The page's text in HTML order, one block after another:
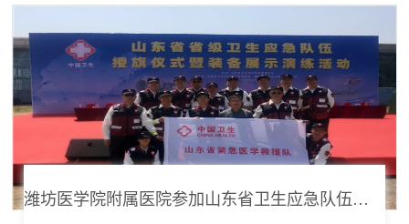
潍坊医学院附属医院参加山东省卫生应急队伍授旗仪式暨装备展示演练